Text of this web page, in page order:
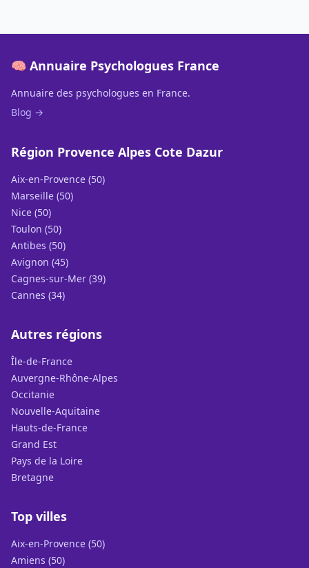
🧠 Annuaire Psychologues France
Annuaire des psychologues en France.
Blog →
Région Provence Alpes Cote Dazur
Aix-en-Provence (50)
Marseille (50)
Nice (50)
Toulon (50)
Antibes (50)
Avignon (45)
Cagnes-sur-Mer (39)
Cannes (34)
Autres régions
Île-de-France
Auvergne-Rhône-Alpes
Occitanie
Nouvelle-Aquitaine
Hauts-de-France
Grand Est
Pays de la Loire
Bretagne
Top villes
Aix-en-Provence (50)
Amiens (50)